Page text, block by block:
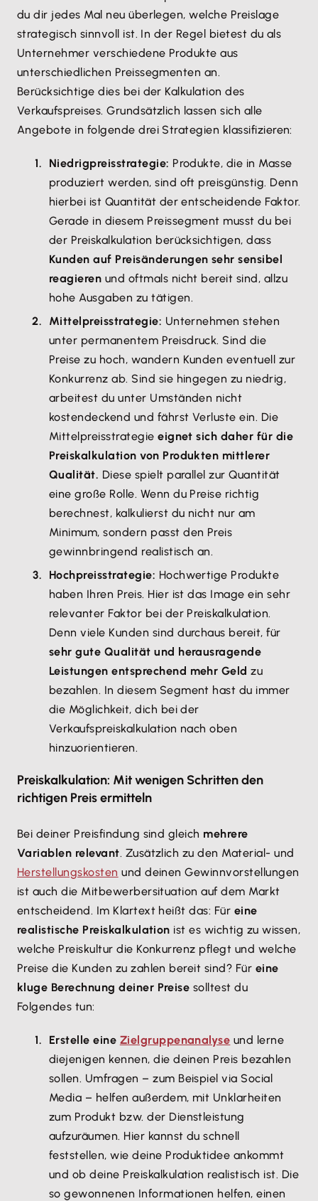
du dir jedes Mal neu überlegen, welche Preislage
strategisch sinnvoll ist. In der Regel bietest du als
Unternehmer verschiedene Produkte aus
unterschiedlichen Preissegmenten an.
Berücksichtige dies bei der Kalkulation des
Verkaufspreises. Grundsätzlich lassen sich alle
Angebote in folgende drei Strategien klassifizieren:
Niedrigpreisstrategie: Produkte, die in Masse
produziert werden, sind oft preisgünstig. Denn
hierbei ist Quantität der entscheidende Faktor.
Gerade in diesem Preissegment musst du bei
der Preiskalkulation berücksichtigen, dass
Kunden auf Preisänderungen sehr sensibel
reagieren und oftmals nicht bereit sind, allzu
hohe Ausgaben zu tätigen.
Mittelpreisstrategie: Unternehmen stehen
unter permanentem Preisdruck. Sind die
Preise zu hoch, wandern Kunden eventuell zur
Konkurrenz ab. Sind sie hingegen zu niedrig,
arbeitest du unter Umständen nicht
kostendeckend und fährst Verluste ein. Die
Mittelpreisstrategieeignet sich daher für die
Preiskalkulation von Produkten mittlerer
Qualität. Diese spielt parallel zur Quantität
eine große Rolle. Wenn du Preise richtig
berechnest, kalkulierst du nicht nur am
Minimum, sondern passt den Preis
gewinnbringend realistisch an.
Hochpreisstrategie: Hochwertige Produkte
haben Ihren Preis. Hier ist das Image ein sehr
relevanter Faktor bei der Preiskalkulation.
Denn viele Kunden sind durchaus bereit, für
sehr gute Qualität und herausragende
Leistungen entsprechend mehr Geld zu
bezahlen. In diesem Segment hast du immer
die Möglichkeit, dich bei der
Verkaufspreiskalkulation nach oben
hinzuorientieren.
Preiskalkulation: Mit wenigen Schritten den
richtigen Preis ermitteln
Bei deiner Preisfindung sind gleich mehrere
Variablen relevant. Zusätzlich zu den Material- und
Herstellungskosten und deinen Gewinnvorstellungen
ist auch die Mitbewerbersituation auf dem Markt
entscheidend. Im Klartext heißt das: Für eine
realistische Preiskalkulation ist es wichtig zu wissen,
welche Preiskultur die Konkurrenz pflegt und welche
Preise die Kunden zu zahlen bereit sind? Für eine
kluge Berechnung deiner Preise solltest du
Folgendes tun:
Erstelle eine Zielgruppenanalyse und lerne
diejenigen kennen, die deinen Preis bezahlen
sollen. Umfragen – zum Beispiel via Social
Media – helfen außerdem, mit Unklarheiten
zum Produkt bzw. der Dienstleistung
aufzuräumen. Hier kannst du schnell
feststellen, wie deine Produktidee ankommt
und ob deine Preiskalkulation realistisch ist. Die
so gewonnenen Informationen helfen, einen